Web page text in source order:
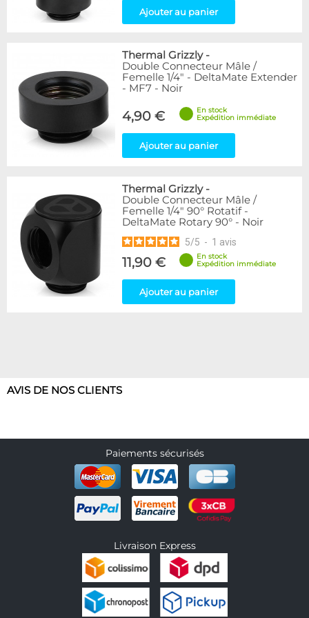
Ajouter au panier
Thermal Grizzly-
Double Connecteur Mâle /
Femelle 1/4" - DeltaMate Extender
- MF7 - Noir
4,90 €
En stock
Expédition immédiate
Ajouter au panier
Thermal Grizzly-
Double Connecteur Mâle /
Femelle 1/4" 90° Rotatif -
DeltaMate Rotary 90° - Noir
5/5 - 1 avis
11,90 €
En stock
Expédition immédiate
Ajouter au panier
AVIS DE NOS CLIENTS
Paiements sécurisés
Livraison Express